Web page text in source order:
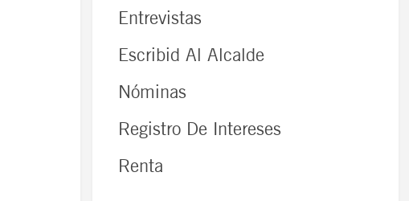
Entrevistas
Escribid Al Alcalde
Nóminas
Registro De Intereses
Renta